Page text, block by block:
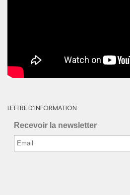
LETTRE D’INFORMATION
Recevoir la newsletter